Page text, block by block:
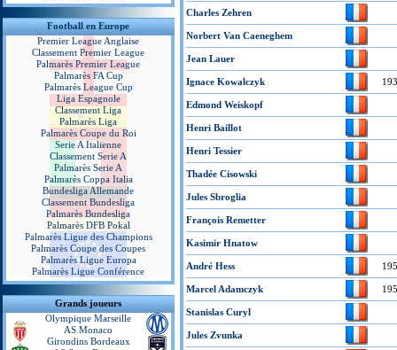
Football en Europe
Premier League Anglaise
Classement Premier League
Palmarès Premier League
Palmarès FA Cup
Palmarès League Cup
Liga Espagnole
Classement Liga
Palmarès Liga
Palmarès Coupe du Roi
Serie A Italienne
Classement Serie A
Palmarès Serie A
Palmarès Coppa Italia
Bundesliga Allemande
Classement Bundesliga
Palmarès Bundesliga
Palmarès DFB Pokal
Palmarès Ligue des Champions
Palmarès Coupe des Coupes
Palmarès Ligue Europa
Palmarès Ligue Conférence
Grands joueurs
Olympique Marseille
AS Monaco
Girondins Bordeaux
Charles Zehren
Norbert Van Caeneghem
Jean Lauer
Ignace Kowalczyk
Edmond Weiskopf
Henri Baillot
Henri Tessier
Thadée Cisowski
Jules Sbroglia
François Remetter
Kasimir Hnatow
André Hess
Marcel Adamczyk
Stanislas Curyl
Jules Zvunka